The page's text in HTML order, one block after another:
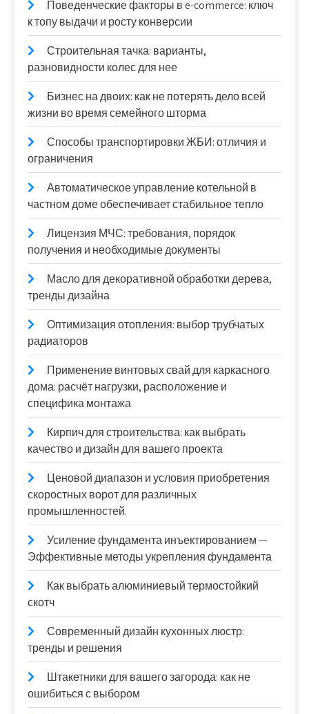
Поведенческие факторы в e-commerce: ключ
к топу выдачи и росту конверсии
Строительная тачка: варианты,
разновидности колес для нее
Бизнес на двоих: как не потерять дело всей
жизни во время семейного шторма
Способы транспортировки ЖБИ: отличия и
ограничения
Автоматическое управление котельной в
частном доме обеспечивает стабильное тепло
Лицензия МЧС: требования, порядок
получения и необходимые документы
Масло для декоративной обработки дерева,
тренды дизайна
Оптимизация отопления: выбор трубчатых
радиаторов
Применение винтовых свай для каркасного
дома: расчёт нагрузки, расположение и
специфика монтажа
Кирпич для строительства: как выбрать
качество и дизайн для вашего проекта
Ценовой диапазон и условия приобретения
скоростных ворот для различных
промышленностей.
Усиление фундамента инъектированием —
Эффективные методы укрепления фундамента
Как выбрать алюминиевый термостойкий
скотч
Современный дизайн кухонных люстр:
тренды и решения
Штакетники для вашего загорода: как не
ошибиться с выбором